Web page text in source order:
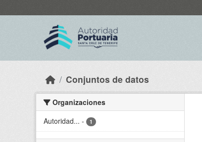
Conjuntos de datos
Organizaciones
Autoridad... - 1